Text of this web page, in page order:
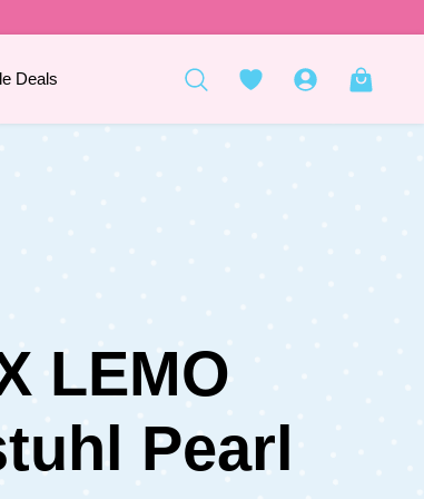
Deals
LEMO
Pearl